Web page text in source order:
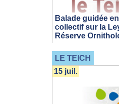
Balade guidée
collectif sur la
Réserve
LE TEICH
15 juil.